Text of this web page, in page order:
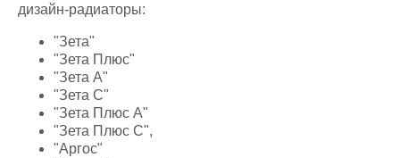
дизайн-радиаторы:
"Зета"
"Зета Плюс"
"Зета А"
"Зета С"
"Зета Плюс А"
"Зета Плюс С",
"Аргос"